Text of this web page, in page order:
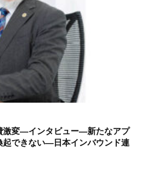
激変―インタビュー―新たなアプ
起できない―日本インバウンド連